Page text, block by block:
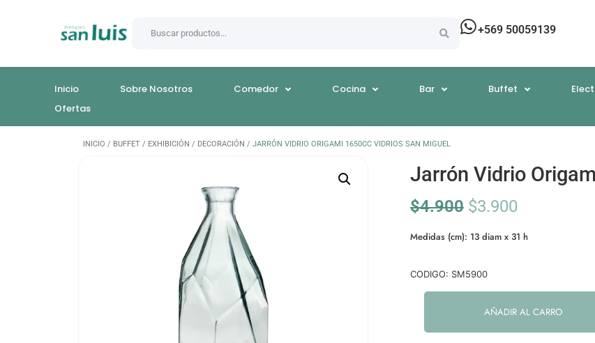
+569 50059139
Inicio Sobre Nosotros Comedor Cocina Bar Buffet
Ofertas
INICIO / BUFFET / EXHIBICIÓN / DECORACIÓN / JARRÓN VIDRIO ORIGAMI 1650CC VIDRIOS SAN MIGUEL
Jarrón Vidrio
$4.900 $3.900
Medidas (cm): 13 diam x 31 h
CODIGO: SM5900
AÑADIR AL CARRO